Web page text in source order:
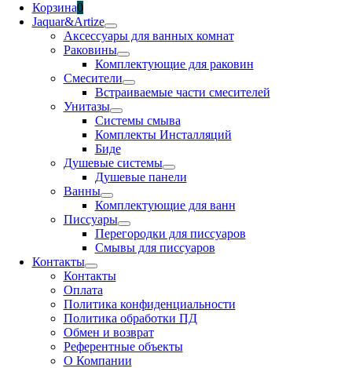
Корзина0
Jaquar&Artize
Аксессуары для ванных комнат
Раковины
Комплектующие для раковин
Смесители
Встраиваемые части смесителей
Унитазы
Системы смыва
Комплекты Инсталляций
Биде
Душевые системы
Душевые панели
Ванны
Комплектующие для ванн
Писсуары
Перегородки для писсуаров
Смывы для писсуаров
Контакты
Контакты
Оплата
Политика конфиденциальности
Политика обработки ПД
Обмен и возврат
Референтные объекты
О Компании